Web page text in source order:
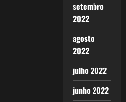
setembro
2022
agosto
2022
julho 2022
junho 2022